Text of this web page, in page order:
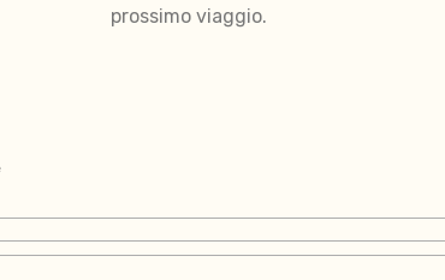
prossimo viaggio.